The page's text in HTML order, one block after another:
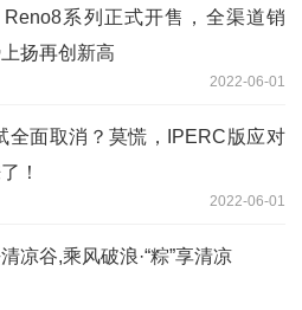
Reno8系列正式开售，全渠道销
扬再创新高
2022-06-01
全面取消？莫慌，IPERC版应对
！
2022-06-01
凉谷,乘风破浪·“粽”享清凉